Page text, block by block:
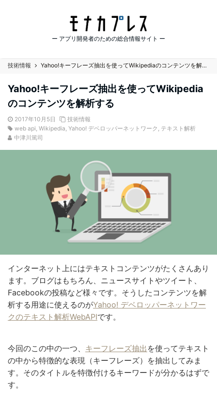
ー アプリ開発者のための総合情報サイト ー
技術情報 Yahoo!キーフレーズ抽出を使ってWikipediaのコンテンツを解析する
Yahoo!キーフレーズ抽出を使ってWikipedia
のコンテンツを解析する
2017年10月5日
技術情報
web api, Wikipedia, Yahoo! デベロッパーネットワーク , テキスト解析
中津川篤司
インターネット上にはテキストコンテンツがたくさんあり
ます。ブログはもちろん、ニュースサイトやツイート、
Facebookの投稿など様々です。そうしたコンテンツを解
析する用途に使えるのがYahoo! デベロッパーネットワー
クのテキスト解析WebAPIです。
今回のこの中の一つ、 キーフレーズ抽出 を使ってテキスト
の中から特徴的な表現（キーフレーズ）を抽出してみま
す。そのタイトルを特徴付けるキーワードが分かるはずで
す。